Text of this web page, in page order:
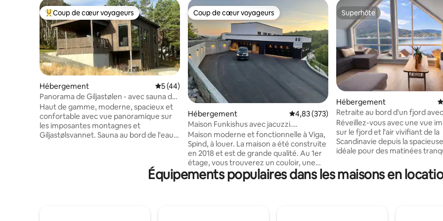
Coups de cœur voyageurs les plus appréciés
Coup de cœur voyageurs
Hébergement Évaluation moyenne sur la base de 44 commentaires : 5 sur 5
5 (44)
Panorama de Giljastølen - avec sauna de
plage au bord de l'eau.
Haut de gamme, moderne, spacieux et
confortable avec vue panoramique sur
les imposantes montagnes et
Giljastølsvannet. Sauna au bord de l'eau.
Månafossen,Pulpit Rock,Lysefjorden/-
Coup de cœur voyageurs
Coup de cœur voyageurs
Hébergement Évaluation moyenne sur la base de 373
4,83 (373)
Maison Funkishus avec jacuzzi.
Récemment rénovée. Jetée privée
Maison moderne et fonctionnelle à Viga,
Spind, à louer. La maison a été construite
en 2018 et est de grande qualité. Au 1er
étage, vous trouverez un couloir, une
buanderie, une salle de bain, une salle de
télévision avec un canapé-lit et 3
Superhôte
Superhôte
Hébergement
Retraite au bord d'un fjord
aquatique près du Preikestolen
Réveillez-vous avec une vue
sur le fjord et l'air vivifiant de la
Scandinavie depuis la
idéale pour des matinées
en compagnie. À quelques minutes
seulement de Preikestolen,
recherchent à la fois la nature
Équipements populaires dans les maisons en